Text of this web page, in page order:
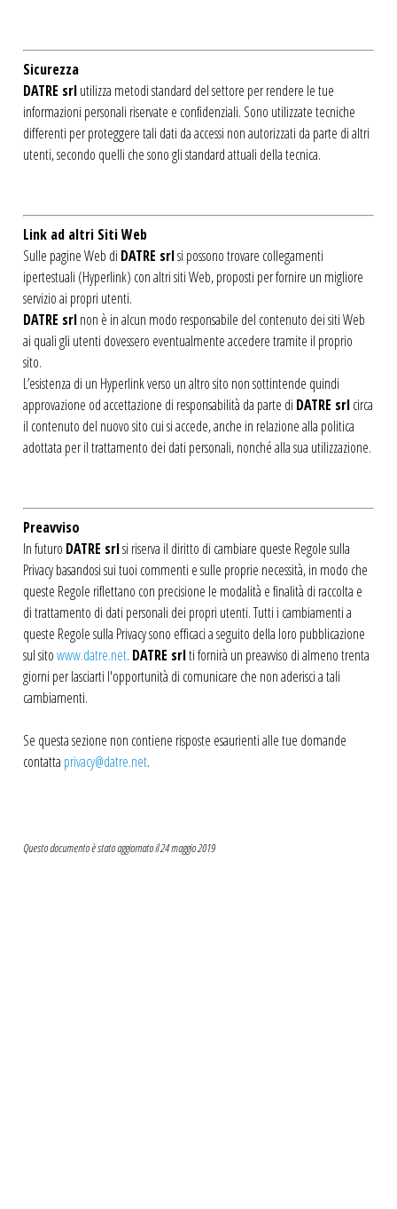
Sicurezza
DATRE srlutilizza metodi standard del settore per rendere le tue
informazioni personali riservate e confidenziali. Sono utilizzate tecniche
differenti per proteggere tali dati da accessi non autorizzati da parte di altri
utenti, secondo quelli che sono gli standard attuali della tecnica.
Link ad altri Siti Web
Sulle pagine Web di DATRE srlsi possono trovare collegamenti
ipertestuali (Hyperlink) con altri siti Web, proposti per fornire un migliore
servizio ai propri utenti.
DATRE srlnon è in alcun modo responsabile del contenuto dei siti Web
ai quali gli utenti dovessero eventualmente accedere tramite il proprio
sito.
L’esistenza di un Hyperlink verso un altro sito non sottintende quindi
approvazione od accettazione di responsabilità da parte di DATRE srlcirca
il contenuto del nuovo sito cui si accede, anche in relazione alla politica
adottata per il trattamento dei dati personali, nonché alla sua utilizzazione.
Preavviso
In futuro DATRE srlsi riserva il diritto di cambiare queste Regole sulla
Privacy basandosi sui tuoi commenti e sulle proprie necessità, in modo che
queste Regole riflettano con precisione le modalità e finalità di raccolta e
di trattamento di dati personali dei propri utenti. Tutti i cambiamenti a
queste Regole sulla Privacy sono efficaci a seguito della loro pubblicazione
sul sitowww.datre.net. DATRE srlti fornirà un preavviso di almeno trenta
giorni per lasciarti l'opportunità di comunicare che non aderisci a tali
cambiamenti.
Se questa sezione non contiene risposte esaurienti alle tue domande
contatta privacy@datre.net.
Questo documento è stato aggiornato il 24 maggio 2019